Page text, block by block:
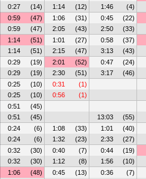
0:27 (14) 1:14 (12) 1:46 (4)
0:59 (47) 1:06 (31) 0:45 (22)
0:59 (47) 2:05 (43) 2:50 (33)
1:14 (51) 1:01 (27) 0:58 (37)
1:14 (51) 2:15 (47) 3:13 (43)
0:29 (19) 2:01 (52) 0:47 (24)
0:29 (19) 2:30 (51) 3:17 (46)
0:25 (10) 0:31 (1)
0:25 (10) 0:56 (1)
0:51 (45)
0:51 (45) 13:03 (55)
0:24 (6) 1:08 (33) 1:01 (40)
0:24 (6) 1:32 (23) 2:33 (27)
0:32 (30) 0:40 (7) 0:44 (19)
0:32 (30) 1:12 (8) 1:56 (10)
1:06 (48) 0:45 (13) 0:36 (7)